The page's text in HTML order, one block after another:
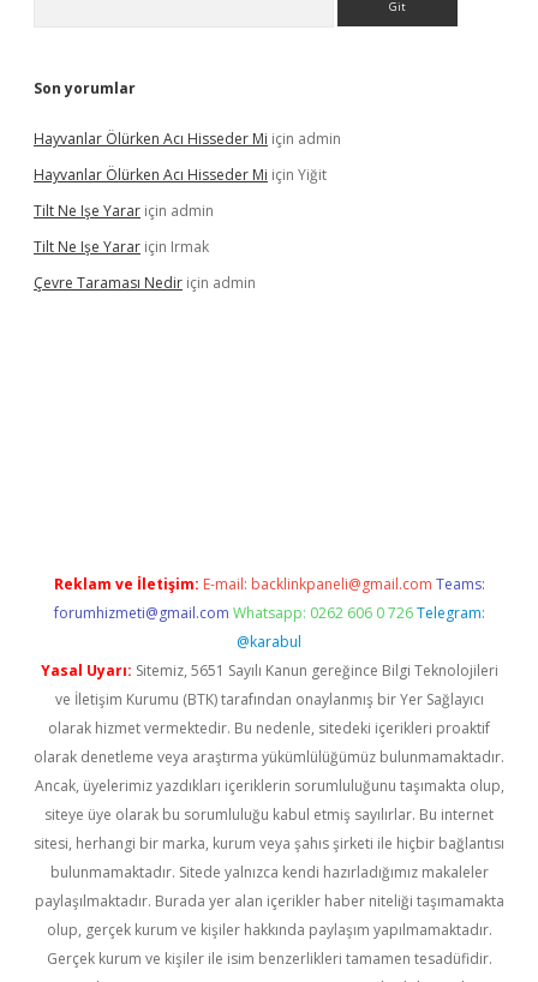
Son yorumlar
Hayvanlar Ölürken Acı Hisseder Mi için admin
Hayvanlar Ölürken Acı Hisseder Mi için Yiğit
Tilt Ne Işe Yarar için admin
Tilt Ne Işe Yarar için Irmak
Çevre Taraması Nedir için admin
Reklam ve İletişim: E-mail: backlinkpaneli@gmail.com Teams:
forumhizmeti@gmail.com Whatsapp: 0262 606 0 726 Telegram:
@karabul
Yasal Uyarı: Sitemiz, 5651 Sayılı Kanun gereğince Bilgi Teknolojileri
ve İletişim Kurumu (BTK) tarafından onaylanmış bir Yer Sağlayıcı
olarak hizmet vermektedir. Bu nedenle, sitedeki içerikleri proaktif
olarak denetleme veya araştırma yükümlülüğümüz bulunmamaktadır.
Ancak, üyelerimiz yazdıkları içeriklerin sorumluluğunu taşımakta olup,
siteye üye olarak bu sorumluluğu kabul etmiş sayılırlar. Bu internet
sitesi, herhangi bir marka, kurum veya şahıs şirketi ile hiçbir bağlantısı
bulunmamaktadır. Sitede yalnızca kendi hazırladığımız makaleler
paylaşılmaktadır. Burada yer alan içerikler haber niteliği taşımamakta
olup, gerçek kurum ve kişiler hakkında paylaşım yapılmamaktadır.
Gerçek kurum ve kişiler ile isim benzerlikleri tamamen tesadüfidir.